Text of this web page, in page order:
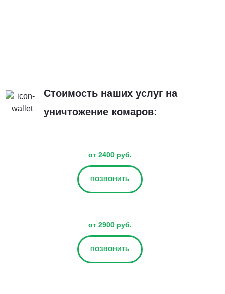
Стоимость наших услуг на
уничтожение комаров:
от 2400 руб.
ПОЗВОНИТЬ
от 2900 руб.
ПОЗВОНИТЬ